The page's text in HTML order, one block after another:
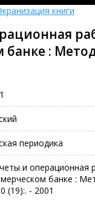
книги
банке :
периодика
и операционная
банке :
(19):. - 2001